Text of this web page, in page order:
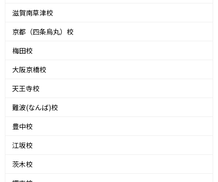
滋賀南草津校
京都（四条烏丸）校
梅田校
大阪京橋校
天王寺校
難波(なんば)校
豊中校
江坂校
茨木校